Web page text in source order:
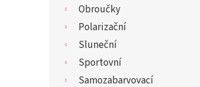
Obroučky
Polarizační
Sluneční
Sportovní
Samozabarvovací